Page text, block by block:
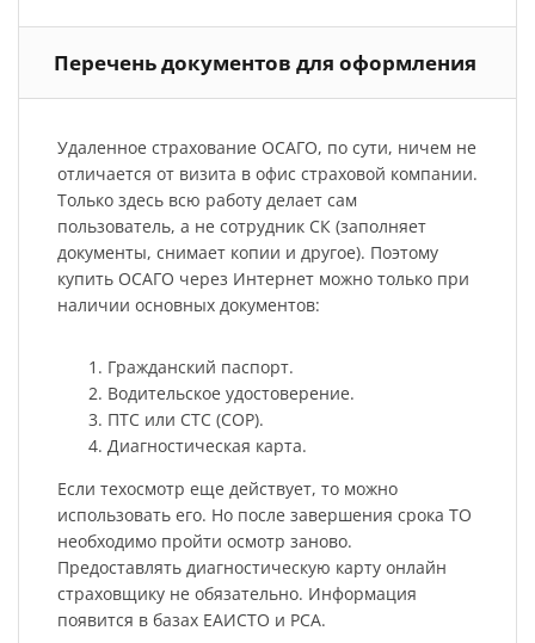
Перечень документов для оформления
Удаленное страхование ОСАГО, по сути, ничем не
отличается от визита в офис страховой компании.
Только здесь всю работу делает сам
пользователь, а не сотрудник СК (заполняет
документы, снимает копии и другое). Поэтому
купить ОСАГО через Интернет можно только при
наличии основных документов:
Гражданский паспорт.
Водительское удостоверение.
ПТС или СТС (СОР).
Диагностическая карта.
Если техосмотр еще действует, то можно
использовать его. Но после завершения срока ТО
необходимо пройти осмотр заново.
Предоставлять диагностическую карту онлайн
страховщику не обязательно. Информация
появится в базах ЕАИСТО и РСА.